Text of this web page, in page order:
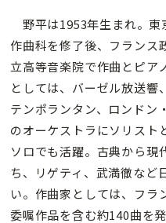
野平は1953年生まれ。東
作曲科を修了後、フランス
立高等音楽院で作曲とピア
としては、バーゼル放送響
テンポランタン、ロンドン
のオーケストラにソリスト
ソロでも活躍。古典から現
ち、リゲティ、武満徹など
い。作曲家としては、フラ
委嘱作品を含む約140曲を